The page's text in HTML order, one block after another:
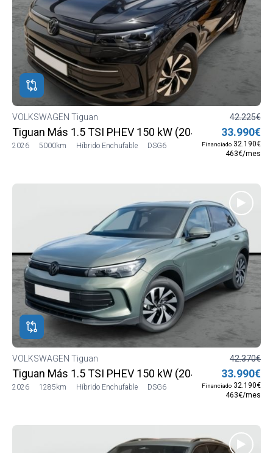
VOLKSWAGEN Tiguan
Tiguan Más 1.5 TSI PHEV 150 kW (204 CV) DSG6
2026 5000km Híbrido Enchufable DSG6
42.225€
33.990€
Financiado 32.190€
463€/mes
VOLKSWAGEN Tiguan
Tiguan Más 1.5 TSI PHEV 150 kW (204 CV) DSG6
2026 1285km Híbrido Enchufable DSG6
42.370€
33.990€
Financiado 32.190€
463€/mes